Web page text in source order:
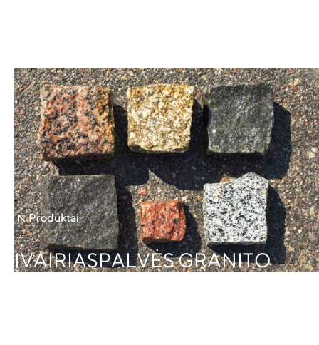
Produktai
ĮVAIRIASPALVĖS GRANITO